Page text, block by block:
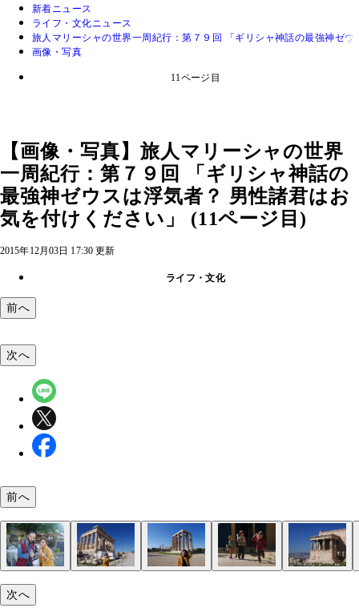
新着ニュース
ライフ・文化ニュース
旅人マリーシャの世界一周紀行：第７９回 「ギリシャ神話の最強神ゼ
画像・写真
11ページ目
【画像・写真】旅人マリーシャの世界
一周紀行：第７９回 「ギリシャ神話の
最強神ゼウスは浮気者？ 男性諸君はお
気を付けください」 (11ページ目)
2015年12月03日 17:30 更新
ライフ・文化
前へ
次へ
前へ
次へ